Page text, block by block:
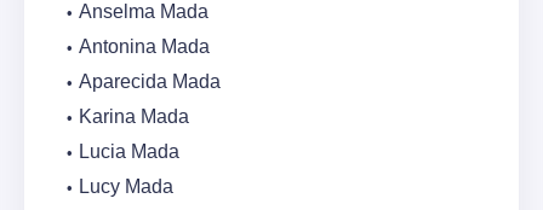
Anselma Mada
Antonina Mada
Aparecida Mada
Karina Mada
Lucia Mada
Lucy Mada